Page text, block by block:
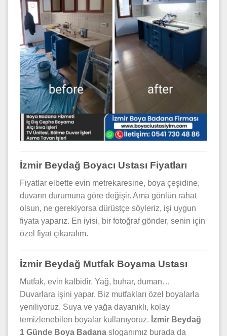
İzmir Beydağ Boyacı Ustası Fiyatları
Fiyatlar elbette evin metrekaresine, boya çeşidine,
duvarın durumuna göre değişir. Ama gönlün rahat
olsun, ne gerekiyorsa dürüstçe söyleriz, işi uygun
fiyata yaparız. En iyisi, bir fotoğraf gönder, senin için
özel fiyat çıkaralım.
İzmir Beydağ Mutfak Boyama Ustası
Mutfak, evin kalbidir. Yağ, buhar, duman…
Duvarlara işini yapar. Biz mutfakları özel boyalarla
yeniliyoruz. Suya ve yağa dayanıklı, kolay
temizlenebilen boyalar kullanıyoruz. İzmir Beydağ
1 Günde Boya Badana sloganımız burada da